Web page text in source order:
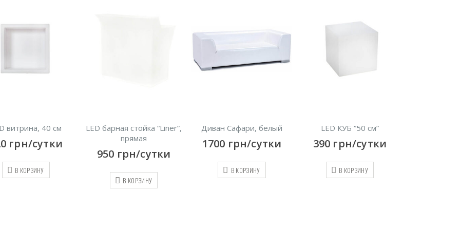
стойка “Liner”,
прямая
грн/сутки
В КОРЗИНУ
Диван Сафари, белый
грн/сутки
В КОРЗИНУ
LED КУБ “50 см”
390 грн/сутки
В КОРЗИНУ
Диван секционный “Клуб”
500 грн/сутки
В КОРЗИНУ